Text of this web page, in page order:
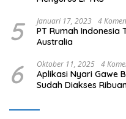
5 Januari 17, 2023 4
PT Rumah Indonesia
Australia
6 Oktober 11, 2025 4
Aplikasi Nyari Gawe
Sudah Diakses